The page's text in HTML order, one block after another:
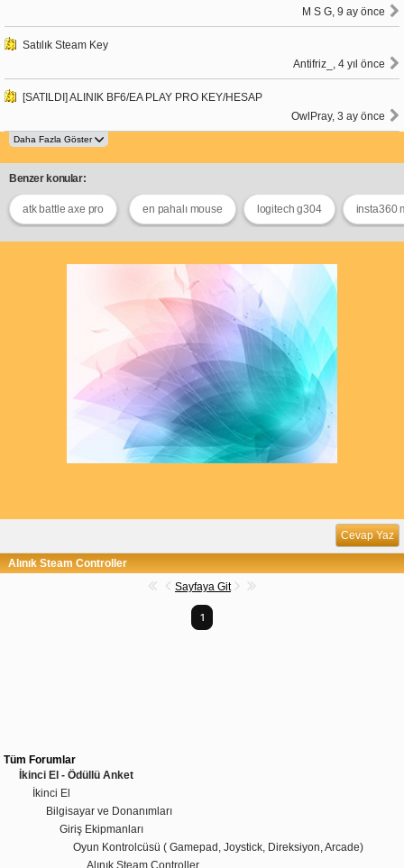
M S G, 9 ay önce
Satılık Steam Key
Antifriz_, 4 yıl önce
[SATILDI] ALINIK BF6/EA PLAY PRO KEY/HESAP
OwlPray, 3 ay önce
Benzer konular:
atk battle axe pro en pahalı mouse logitech g304 insta360
Cevap Yaz
Alınık Steam Controller
Sayfaya Git
1
Tüm Forumlar
İkinci El - Ödüllü Anket
İkinci El
Bilgisayar ve Donanımları
Giriş Ekipmanları
Oyun Kontrolcüsü ( Gamepad, Joystick, Direksiyon, Arcade)
Alınık Steam Controller